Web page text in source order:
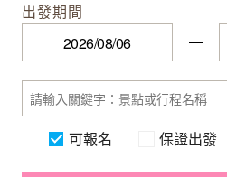
出發期間
可報名 保證出發